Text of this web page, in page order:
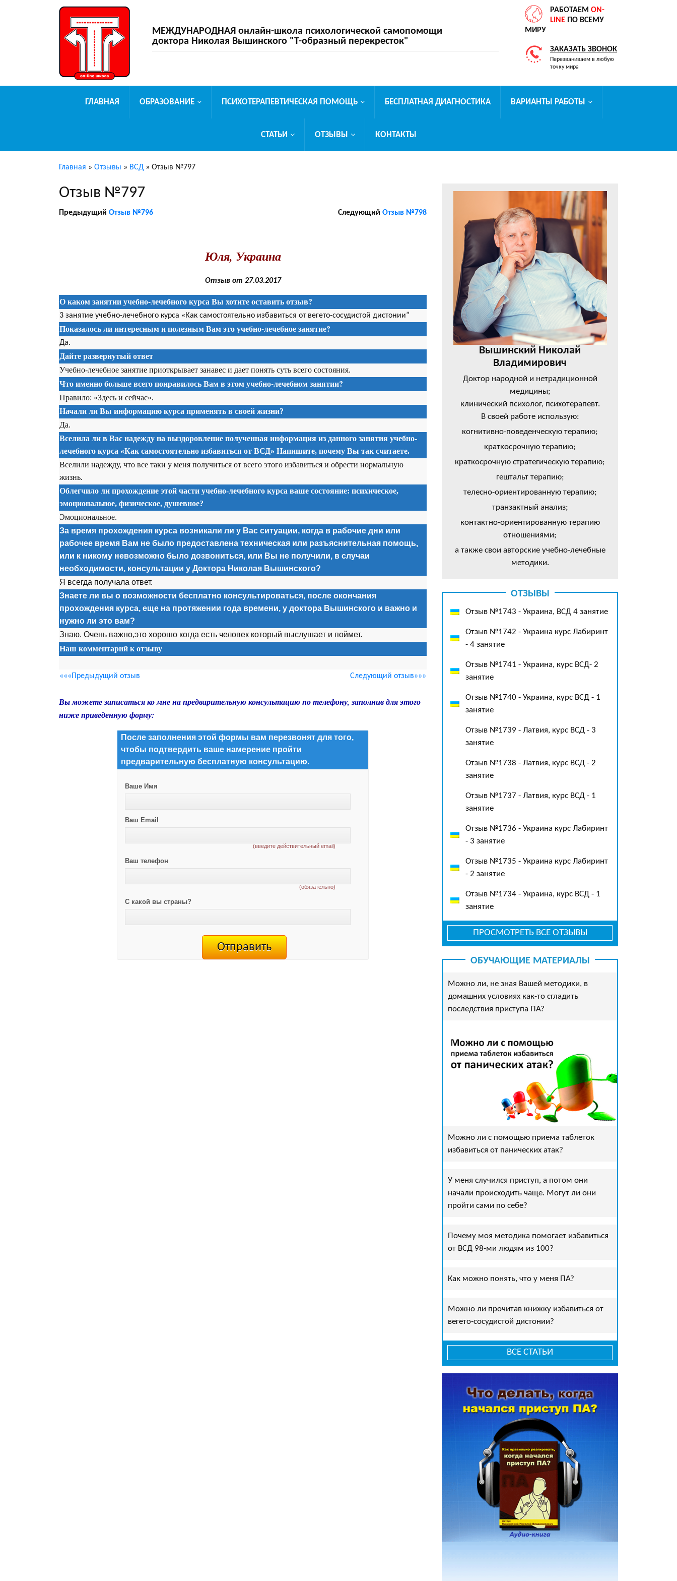
МЕЖДУНАРОДНАЯ онлайн-школа психологической самопомощи
доктора Николая Вышинского "Т-образный перекресток"
РАБОТАЕМ ON-
LINE ПО ВСЕМУ
МИРУ
ЗАКАЗАТЬ ЗВОНОК
Перезваниваем в любую
точку мира
ГЛАВНАЯ ОБРАЗОВАНИЕ ПСИХОТЕРАПЕВТИЧЕСКАЯ ПОМОЩЬ БЕСПЛАТНАЯ ДИАГНОСТИКА ВАРИАНТЫ РАБОТЫ
СТАТЬИ ОТЗЫВЫ КОНТАКТЫ
Главная » Отзывы » ВСД » Отзыв №797
Отзыв №797
Предыдущий Отзыв №796 Следующий Отзыв №798
Юля, Украина
Отзыв от 27.03.2017
О каком занятии учебно-лечебного курса Вы хотите оставить отзыв?
3 занятие учебно-лечебного курса «Как самостоятельно избавиться от вегето-сосудистой дистонии”
Показалось ли интересным и полезным Вам это учебно-лечебное занятие?
Да.
Дайте развернутый ответ
Учебно-лечебное занятие приоткрывает занавес и дает понять суть всего состояния.
Что именно больше всего понравилось Вам в этом учебно-лечебном занятии?
Правило: «Здесь и сейчас».
Начали ли Вы информацию курса применять в своей жизни?
Да.
Вселила ли в Вас надежду на выздоровление полученная информация из данного занятия учебно-
лечебного курса «Как самостоятельно избавиться от ВСД» Напишите, почему Вы так считаете.
Вселили надежду, что все таки у меня получиться от всего этого избавиться и обрести нормальную
жизнь.
Облегчило ли прохождение этой части учебно-лечебного курса ваше состояние: психическое,
эмоциональное, физическое, душевное?
Эмоциональное.
За время прохождения курса возникали ли у Вас ситуации, когда в рабочие дни или
рабочее время Вам не было предоставлена техническая или разъяснительная помощь,
или к никому невозможно было дозвониться, или Вы не получили, в случаи
необходимости, консультации у Доктора Николая Вышинского?
Я всегда получала ответ.
Знаете ли вы о возможности бесплатно консультироваться, после окончания
прохождения курса, еще на протяжении года времени, у доктора Вышинского и важно и
нужно ли это вам?
Знаю. Очень важно,это хорошо когда есть человек который выслушает и поймет.
Наш комментарий к отзыву
«««Предыдущий отзыв Следующий отзыв»»»
Вы можете записаться ко мне на предварительную консультацию по телефону, заполнив для этого
ниже приведенную форму:
После заполнения этой формы вам перезвонят для того,
чтобы подтвердить ваше намерение пройти
предварительную бесплатную консультацию.
Ваше Имя
Ваш Email
(введите действительный email)
Ваш телефон
(обязательно)
С какой вы страны?
Вышинский Николай
Владимирович
Доктор народной и нетрадиционной
медицины;
клинический психолог, психотерапевт.
В своей работе использую:
когнитивно-поведенческую терапию;
краткосрочную терапию;
краткосрочную стратегическую терапию;
гештальт терапию;
телесно-ориентированную терапию;
транзактный анализ;
контактно-ориентированную терапию
отношениями;
а также свои авторские учебно-лечебные
методики.
ОТЗЫВЫ
Отзыв №1743 - Украина, ВСД 4 занятие
Отзыв №1742 - Украина курс Лабиринт
- 4 занятие
Отзыв №1741 - Украина, курс ВСД- 2
занятие
Отзыв №1740 - Украина, курс ВСД - 1
занятие
Отзыв №1739 - Латвия, курс ВСД - 3
занятие
Отзыв №1738 - Латвия, курс ВСД - 2
занятие
Отзыв №1737 - Латвия, курс ВСД - 1
занятие
Отзыв №1736 - Украина курс Лабиринт
- 3 занятие
Отзыв №1735 - Украина курс Лабиринт
- 2 занятие
Отзыв №1734 - Украина, курс ВСД - 1
занятие
ПРОСМОТРЕТЬ ВСЕ ОТЗЫВЫ
ОБУЧАЮЩИЕ МАТЕРИАЛЫ
Можно ли, не зная Вашей методики, в
домашних условиях как-то сгладить
последствия приступа ПА?
Можно ли с помощью приема таблеток
избавиться от панических атак?
У меня случился приступ, а потом они
начали происходить чаще. Могут ли они
пройти сами по себе?
Почему моя методика помогает избавиться
от ВСД 98-ми людям из 100?
Как можно понять, что у меня ПА?
Можно ли прочитав книжку избавиться от
вегето-сосудистой дистонии?
ВСЕ СТАТЬИ